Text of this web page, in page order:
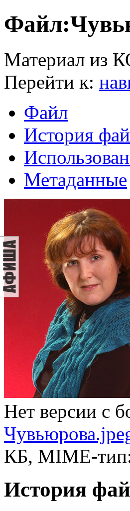
Материал из
Перейти к:
Файл
История
Метаданные
Нет версии с
КБ, MIME-
История